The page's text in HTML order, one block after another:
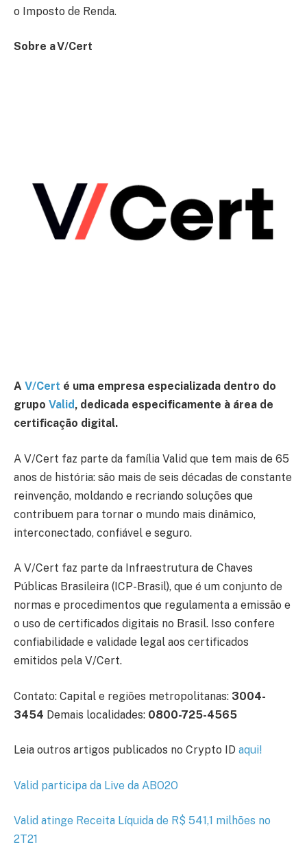
o Imposto de Renda.
Sobre a V/Cert
A V/Cert é uma empresa especializada dentro do
grupo Valid, dedicada especificamente à área de
certificação digital.
A V/Cert faz parte da família Valid que tem mais de 65
anos de história: são mais de seis décadas de constante
reinvenção, moldando e recriando soluções que
contribuem para tornar o mundo mais dinâmico,
interconectado, confiável e seguro.
A V/Cert faz parte da Infraestrutura de Chaves
Públicas Brasileira (ICP-Brasil), que é um conjunto de
normas e procedimentos que regulamenta a emissão e
o uso de certificados digitais no Brasil. Isso confere
confiabilidade e validade legal aos certificados
emitidos pela V/Cert.
Contato: Capital e regiões metropolitanas: 3004-
3454 Demais localidades: 0800-725-4565
Leia outros artigos publicados no Crypto ID aqui!
Valid participa da Live da ABO2O
Valid atinge Receita Líquida de R$ 541,1 milhões no
2T21